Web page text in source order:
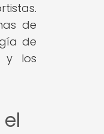
de
de
y los